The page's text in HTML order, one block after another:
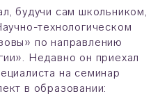
будучи сам школьником,
технологическом
по направлению
Недавно он приехал
на семинар
в образовании: